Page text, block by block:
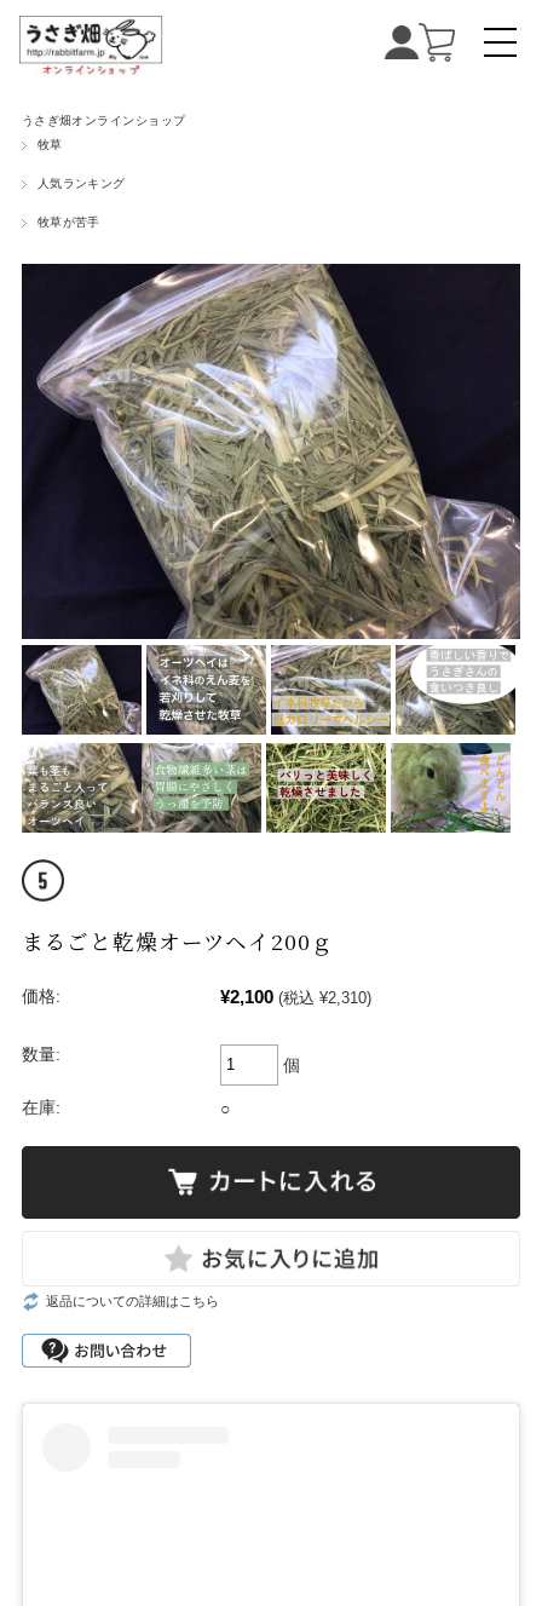
うさぎ畑オンラインショップ
牧草
人気ランキング
牧草が苦手
まるごと乾燥オーツヘイ200ｇ
価格: ¥2,100 (税込 ¥2,310)
数量:
個
在庫: ○
返品についての詳細はこちら